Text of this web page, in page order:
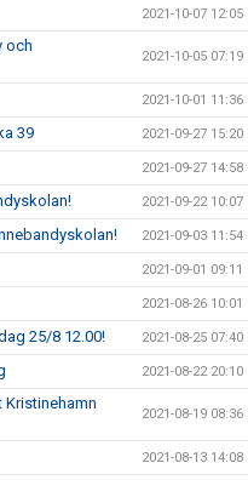
2021-10-07 12:05
och
2021-10-05 07:19
2021-10-01 11:36
39 2021-09-27 15:20
2021-09-27 14:58
2021-09-22 10:07
2021-09-03 11:54
2021-09-01 09:11
2021-08-26 10:01
25/8 12.00! 2021-08-25 07:40
2021-08-22 20:10
Kristinehamn
2021-08-19 08:36
2021-08-13 14:08